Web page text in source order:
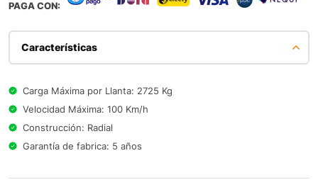
PAGA CON:
Características
Carga Máxima por Llanta: 2725 Kg
Velocidad Máxima: 100 Km/h
Construcción: Radial
Garantía de fabrica: 5 años